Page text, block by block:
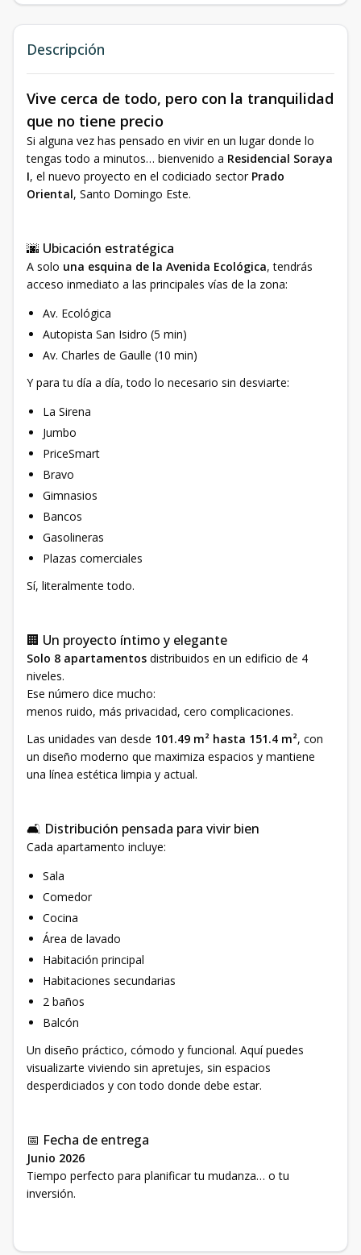
Descripción
Vive cerca de todo, pero con la tranquilidad
que no tiene precio
Si alguna vez has pensado en vivir en un lugar donde lo
tengas todo a minutos… bienvenido a Residencial Soraya
I, el nuevo proyecto en el codiciado sector Prado
Oriental, Santo Domingo Este.
🌆 Ubicación estratégica
A solo una esquina de la Avenida Ecológica, tendrás
acceso inmediato a las principales vías de la zona:
Av. Ecológica
Autopista San Isidro (5 min)
Av. Charles de Gaulle (10 min)
Y para tu día a día, todo lo necesario sin desviarte:
La Sirena
Jumbo
PriceSmart
Bravo
Gimnasios
Bancos
Gasolineras
Plazas comerciales
Sí, literalmente todo.
🏢 Un proyecto íntimo y elegante
Solo 8 apartamentos distribuidos en un edificio de 4
niveles.
Ese número dice mucho:
menos ruido, más privacidad, cero complicaciones.
Las unidades van desde 101.49 m² hasta 151.4 m², con
un diseño moderno que maximiza espacios y mantiene
una línea estética limpia y actual.
🛋️ Distribución pensada para vivir bien
Cada apartamento incluye:
Sala
Comedor
Cocina
Área de lavado
Habitación principal
Habitaciones secundarias
2 baños
Balcón
Un diseño práctico, cómodo y funcional. Aquí puedes
visualizarte viviendo sin apretujes, sin espacios
desperdiciados y con todo donde debe estar.
📅 Fecha de entrega
Junio 2026
Tiempo perfecto para planificar tu mudanza… o tu
inversión.